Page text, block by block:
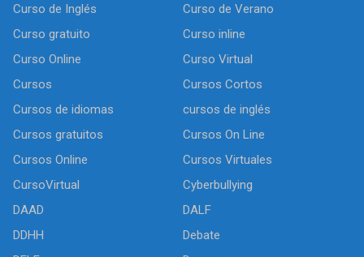
Curso de Inglés
Curso de Verano
Curso gratuito
Curso inline
Curso Online
Curso Virtual
Cursos
Cursos Cortos
Cursos de idiomas
cursos de inglés
Cursos gratuitos
Cursos On Line
Cursos Online
Cursos Virtuales
CursoVirtual
Cyberbullying
DAAD
DALF
DDHH
Debate